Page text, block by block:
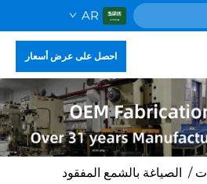
AR
احصل على عرض أسعار
/ الصياغة بالشمع المفقود